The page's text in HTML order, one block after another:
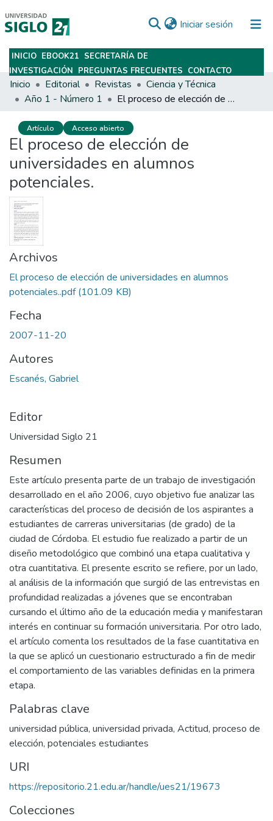
Iniciar sesión (current)
Subir
INICIO EBOOK21 SECRETARÍA DE
INVESTIGACIÓN PREGUNTAS FRECUENTES CONTACTO
Inicio Editorial Revistas
Ciencia y Técnica
Año 1 - Número 1
El proceso de elección de universidades en alumnos potenciales.
Artículo Acceso abierto
El proceso de elección de
universidades en alumnos
potenciales.
Archivos
El proceso de elección de universidades en alumnos
potenciales..pdf(101.09 KB)
Fecha
2007-11-20
Autores
Escanés, Gabriel
Editor
Universidad Siglo 21
Resumen
Este artículo presenta parte de un trabajo de investigación
desarrollado en el año 2006, cuyo objetivo fue analizar las
características del proceso de decisión de los aspirantes a
estudiantes de carreras universitarias (de grado) de la
ciudad de Córdoba. El estudio fue realizado a partir de un
diseño metodológico que combinó una etapa cualitativa y
otra cuantitativa. El presente escrito se refiere, por un lado,
al análisis de la información que surgió de las entrevistas en
profundidad realizadas a jóvenes que se encontraban
cursando el último año de la educación media y manifestaran
interés en continuar su formación universitaria. Por otro lado,
el artículo comenta los resultados de la fase cuantitativa en
la que se aplicó un cuestionario estructurado a fin de medir
el comportamiento de las variables definidas en la primera
etapa.
Palabras clave
universidad pública, universidad privada, Actitud, proceso de
elección, potenciales estudiantes
URI
https://repositorio.21.edu.ar/handle/ues21/19673
Colecciones